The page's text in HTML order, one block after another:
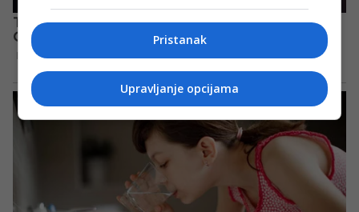
Pristanak
Upravljanje opcijama